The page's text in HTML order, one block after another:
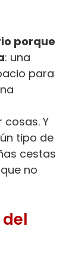
porque
: una
para
Y
tipo de
cestas
no